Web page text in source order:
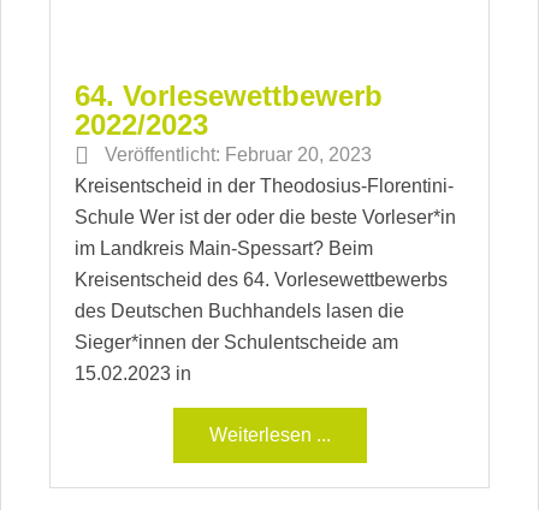
64. Vorlesewettbewerb
2022/2023
Veröffentlicht: Februar 20, 2023
Kreisentscheid in der Theodosius-Florentini-
Schule Wer ist der oder die beste Vorleser*in
im Landkreis Main-Spessart? Beim
Kreisentscheid des 64. Vorlesewettbewerbs
des Deutschen Buchhandels lasen die
Sieger*innen der Schulentscheide am
15.02.2023 in
Weiterlesen ...